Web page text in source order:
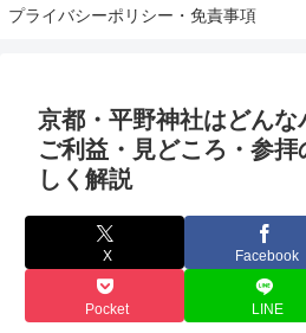
プライバシーポリシー・免責事項
京都・平野神社はどんな
ご利益・見どころ・参拝
しく解説
X Facebook
Pocket LINE